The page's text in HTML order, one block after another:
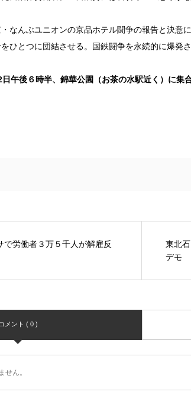
なんぶユニオンの京品ホテル闘争の報告と決意
をひとつに団結させる。国鉄闘争を永続的に爆発
午後６時半、錦華公園（お茶の水駅近く）に集
で労働者３万５千人が解雇反
東北
デモ
コメント ( 0 )
せん。